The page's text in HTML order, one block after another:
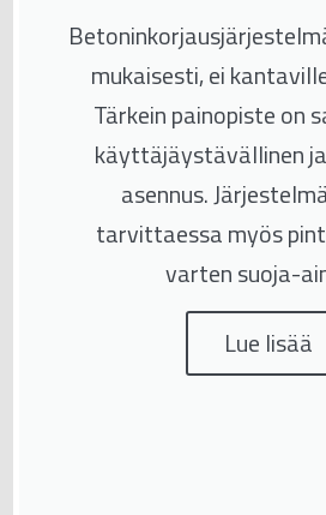
mukaisesti, ei
Tärkein painopiste on
käyttäjäystävällinen
asennus.
tarvittaessa myös
varten suoja-
Lue lisää